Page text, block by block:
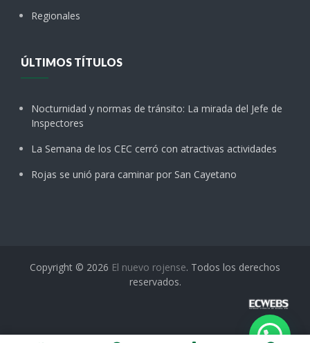
Regionales
ÚLTIMOS TÍTULOS
Nocturnidad y normas de tránsito: La mirada del Jefe de
Inspectores
La Semana de los CEC cerró con atractivas actividades
Rojas se unió para caminar por San Cayetano
Copyright © 2026 El nuevo rojense. Todos los derechos
reservados.